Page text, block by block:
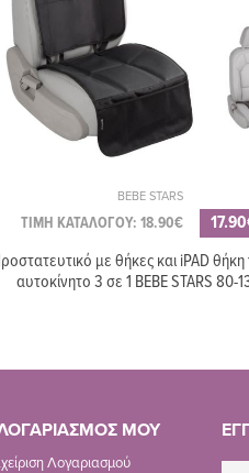
BEBE STARS
ΤΙΜΗ ΚΑΤΑΛΟΓΟΥ: 18.90€
με θήκες και iPAD θήκη
αυτοκίνητο 3 σε 1 BEBE STARS 80-
ΜΟΥ
Λογαριασμού